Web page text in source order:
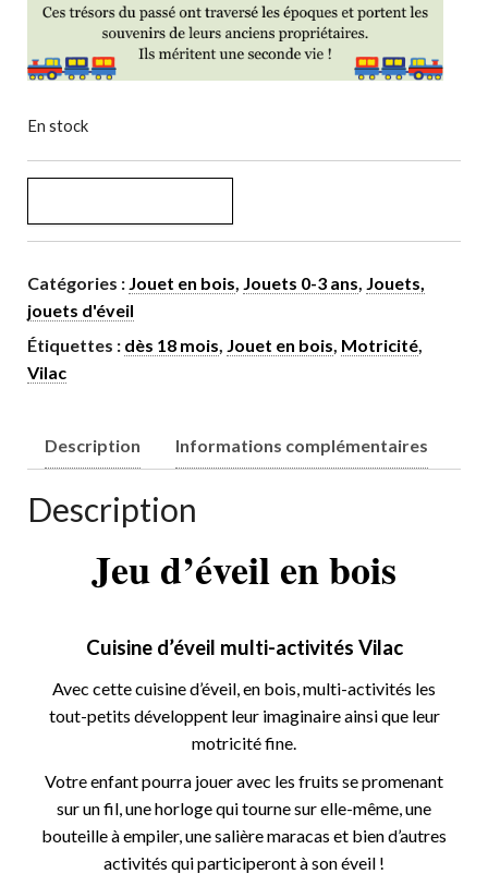
En stock
Catégories : Jouet en bois, Jouets 0-3 ans, Jouets,
jouets d'éveil
Étiquettes : dès 18 mois, Jouet en bois, Motricité,
Vilac
Description Informations complémentaires
Description
Jeu d’éveil en bois
Cuisine d’éveil multi-activités Vilac
Avec cette cuisine d’éveil, en bois, multi-activités les
tout-petits développent leur imaginaire ainsi que leur
motricité fine.
Votre enfant pourra jouer avec les fruits se promenant
sur un fil, une horloge qui tourne sur elle-même, une
bouteille à empiler, une salière maracas et bien d’autres
activités qui participeront à son éveil !